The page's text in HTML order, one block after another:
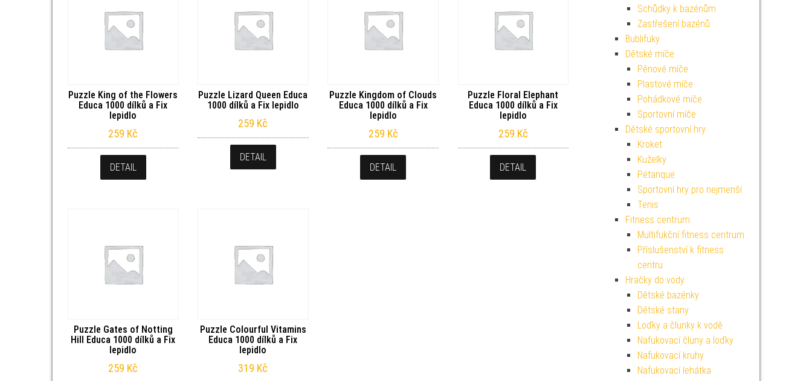
Puzzle King of the Flowers
Educa 1000 dílků a Fix
lepidlo
259 Kč
DETAIL
Puzzle Lizard Queen Educa
1000 dílků a Fix lepidlo
259 Kč
DETAIL
Puzzle Kingdom of Clouds
Educa 1000 dílků a Fix
lepidlo
259 Kč
DETAIL
Puzzle Floral Elephant
Educa 1000 dílků a Fix
lepidlo
259 Kč
DETAIL
Puzzle Gates of Notting
Hill Educa 1000 dílků a Fix
lepidlo
259 Kč
Puzzle Colourful Vitamins
Educa 1000 dílků a Fix
lepidlo
319 Kč
Schůdky k bazénům
Zastřešení bazénů
Bublifuky
Dětské míče
Pěnové míče
Plastové míče
Pohádkové míče
Sportovní míče
Dětské sportovní hry
Kroket
Kuželky
Pétanque
Sportovní hry pro nejmenší
Tenis
Fitness centrum
Multifukční fitness centrum
Příslušenství k fitness
centru
Hračky do vody
Dětské bazénky
Dětské stany
Loďky a člunky k vodě
Nafukovací čluny a loďky
Nafukovací kruhy
Nafukovací lehátka